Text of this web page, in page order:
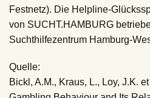
Festnetz). Die Helpline-
von SUCHT.HAMBURG
Suchthilfezentrum Hamburg-
Quelle:
Bickl, A.M., Kraus, L., Loy, J.K.